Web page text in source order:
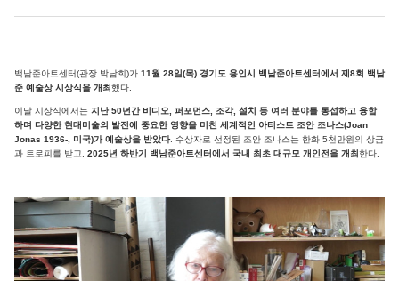
백남준아트센터(관장 박남희)가 11월 28일(목) 경기도 용인시 백남준아트센터에서 제8회 백남
준 예술상 시상식을 개최했다.
이날 시상식에서는 지난 50년간 비디오, 퍼포먼스, 조각, 설치 등 여러 분야를 통섭하고 융합
하며 다양한 현대미술의 발전에 중요한 영향을 미친 세계적인 아티스트 조안 조나스(Joan
Jonas 1936-, 미국)가 예술상을 받았다. 수상자로 선정된 조안 조나스는 한화 5천만원의 상금
과 트로피를 받고,
2025년 하반기 백남준아트센터에서 국내 최초 대규모 개인전을 개최한다.